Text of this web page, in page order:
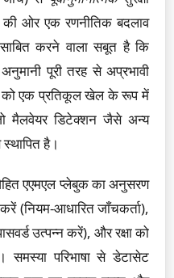
की ओर एक रणनीतिक बदलाव
करने वाला सबूत है कि
पूरी तरह से अप्रभावी
को एक प्रतिकूल खेल के रूप में
मैलवेयर डिटेक्शन जैसे अन्य
है।
एएमएल प्लेबुक का अनुसरण
(नियम-आधारित जाँचकर्ता),
उत्पन्न करें), और रक्षा को
समस्या परिभाषा से डेटासेट